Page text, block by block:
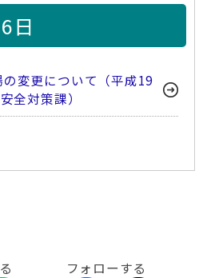
日
変更について（平成19
全対策課）
フォローする